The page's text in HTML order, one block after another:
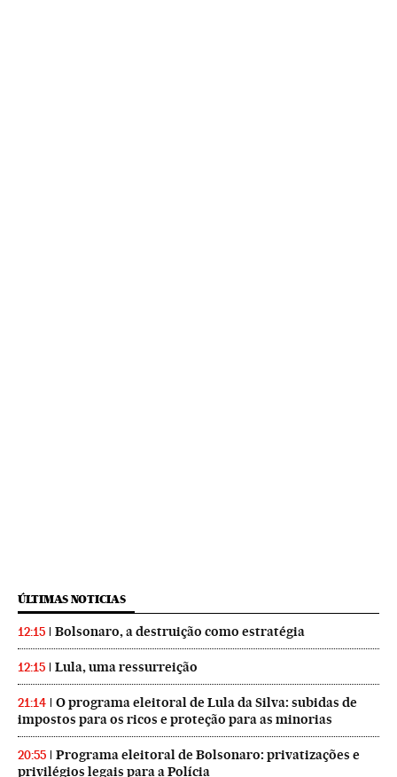
ÚLTIMAS NOTICIAS
12:15 Bolsonaro, a destruição como estratégia
12:15 Lula, uma ressurreição
21:14
O programa eleitoral de Lula da Silva: subidas de
impostos para os ricos e proteção para as minorias
20:55
Programa eleitoral de Bolsonaro: privatizações e
privilégios legais para a Polícia